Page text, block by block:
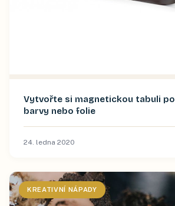
Vytvořte si magnetickou tabuli
barvy nebo folie
24. ledna 2020
KREATIVNÍ NÁPADY